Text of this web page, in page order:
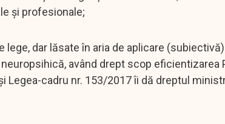
și profesionale;
dar lăsate în aria de aplicare
având drept scop eficientizarea
Legea-cadru nr. 153/2017 îi dă dreptul